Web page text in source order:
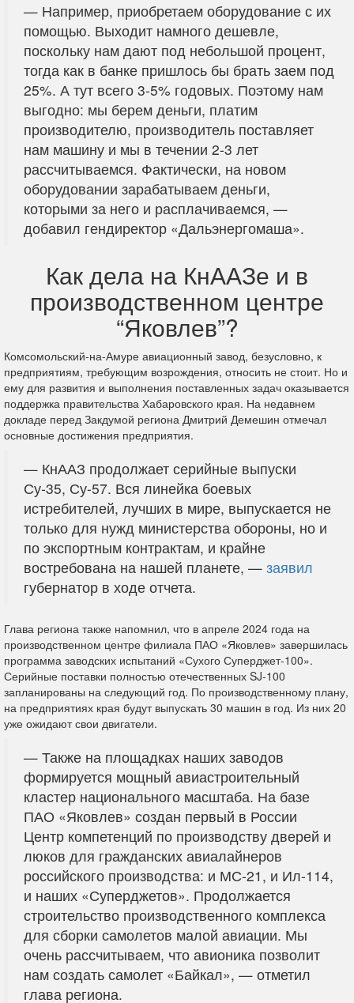
— Например, приобретаем оборудование с их
помощью. Выходит намного дешевле,
поскольку нам дают под небольшой процент,
тогда как в банке пришлось бы брать заем под
25%. А тут всего 3-5% годовых. Поэтому нам
выгодно: мы берем деньги, платим
производителю, производитель поставляет
нам машину и мы в течении 2-3 лет
рассчитываемся. Фактически, на новом
оборудовании зарабатываем деньги,
которыми за него и расплачиваемся, —
добавил гендиректор «Дальэнергомаша».
Как дела на КнААЗе и в
производственном центре
“Яковлев”?
Комсомольский-на-Амуре авиационный завод, безусловно, к
предприятиям, требующим возрождения, относить не стоит. Но и
ему для развития и выполнения поставленных задач оказывается
поддержка правительства Хабаровского края. На недавнем
докладе перед Закдумой региона Дмитрий Демешин отмечал
основные достижения предприятия.
— КнААЗ продолжает серийные выпуски
Су-35, Су-57. Вся линейка боевых
истребителей, лучших в мире, выпускается не
только для нужд министерства обороны, но и
по экспортным контрактам, и крайне
востребована на нашей планете, — заявил
губернатор в ходе отчета.
Глава региона также напомнил, что в апреле 2024 года на
производственном центре филиала ПАО «Яковлев» завершилась
программа заводских испытаний «Сухого Суперджет-100».
Серийные поставки полностью отечественных SJ-100
запланированы на следующий год. По производственному плану,
на предприятиях края будут выпускать 30 машин в год. Из них 20
уже ожидают свои двигатели.
— Также на площадках наших заводов
формируется мощный авиастроительный
кластер национального масштаба. На базе
ПАО «Яковлев» создан первый в России
Центр компетенций по производству дверей и
люков для гражданских авиалайнеров
российского производства: и МС-21, и Ил-114,
и наших «Суперджетов». Продолжается
строительство производственного комплекса
для сборки самолетов малой авиации. Мы
очень рассчитываем, что авионика позволит
нам создать самолет «Байкал», — отметил
глава региона.